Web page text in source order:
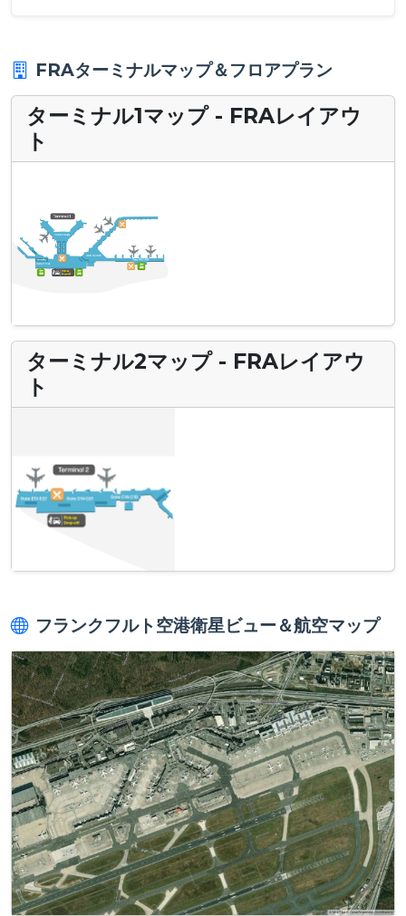
FRAターミナルマップ＆フロアプラン
ターミナル1マップ - FRAレイアウ
ト
ターミナル2マップ - FRAレイアウ
ト
フランクフルト空港衛星ビュー＆航空マップ